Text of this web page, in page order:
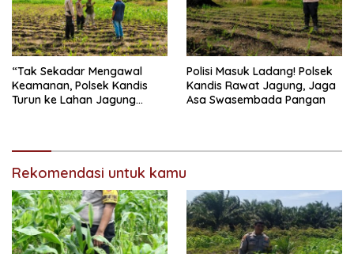
“Tak Sekadar Mengawal
Keamanan, Polsek Kandis
Turun ke Lahan Jagung
Polisi Masuk Ladang! Polsek
Kandis Rawat Jagung, Jaga
Asa Swasembada Pangan
Rekomendasi untuk kamu